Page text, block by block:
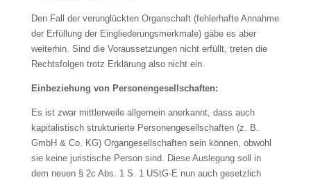
Den Fall der verunglückten Organschaft (fehlerhafte Annahme
der Erfüllung der Eingliederungsmerkmale) gäbe es aber
weiterhin. Sind die Voraussetzungen nicht erfüllt, treten die
Rechtsfolgen trotz Erklärung also nicht ein.
Einbeziehung von Personengesellschaften:
Es ist zwar mittlerweile allgemein anerkannt, dass auch
kapitalistisch strukturierte Personengesellschaften (z. B.
GmbH & Co. KG) Organgesellschaften sein können, obwohl
sie keine juristische Person sind. Diese Auslegung soll in
dem neuen § 2c Abs. 1 S. 1 UStG-E nun auch gesetzlich